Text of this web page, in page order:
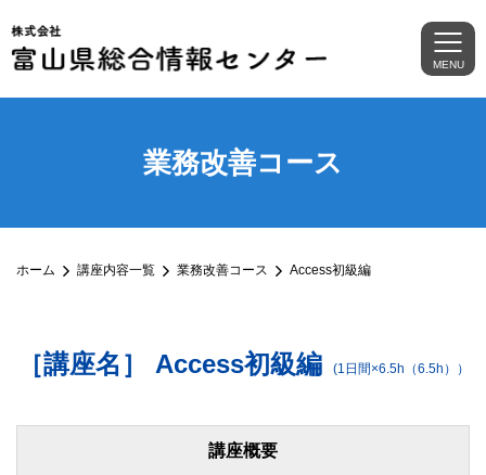
MENU
業務改善コース
ホーム 講座内容一覧 業務改善コース Access初級編
［講座名］ Access初級編 (1日間×6.5h（6.5h））
講座概要